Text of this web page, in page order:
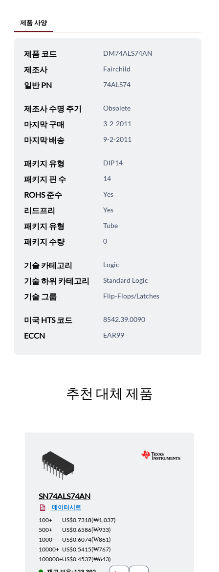
제품 사양
제품 코드 DM74ALS74AN
제조사 Fairchild
일반 PN 74ALS74
제조사 수명 주기 Obsolete
마지막 구매 3-2-2011
마지막 배송 9-2-2011
패키지 유형 DIP14
패키지 핀 수 14
ROHS 준수 Yes
리드프리 Yes
패키지 유형 Tube
패키지 수량 0
기술 카테고리 Logic
기술 하위 카테고리 Standard Logic
기술 그룹 Flip-Flops/Latches
미국 HTS 코드 8542.39.0090
ECCN EAR99
추천 대체 제품
SN74ALS74AN
데이터시트
100+
US$0.7318(₩1,037)
500+
US$0.6586(₩933)
1000+
US$0.6074(₩861)
10000+ US$0.5415(₩767)
100000+US$0.4537(₩643)